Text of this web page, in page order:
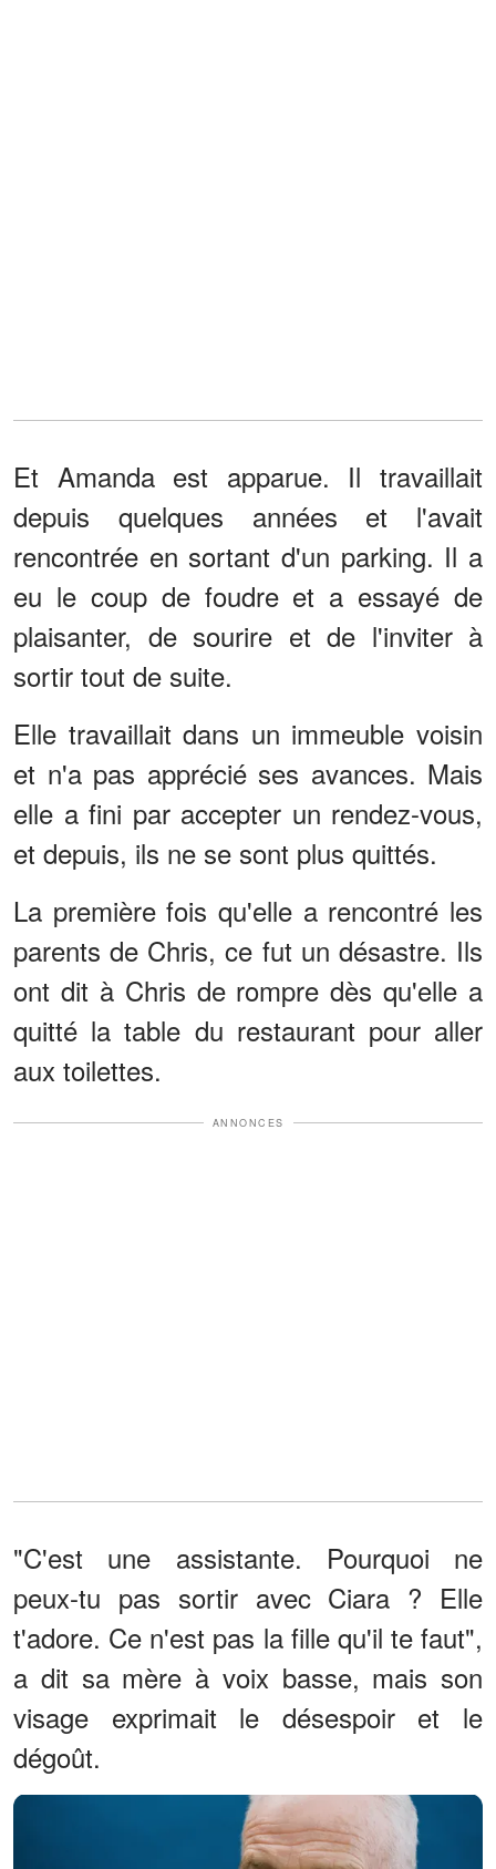
Et Amanda est apparue. Il travaillait
depuis quelques années et l'avait
rencontrée en sortant d'un parking. Il a
eu le coup de foudre et a essayé de
plaisanter, de sourire et de l'inviter à
sortir tout de suite.
Elle travaillait dans un immeuble voisin
et n'a pas apprécié ses avances. Mais
elle a fini par accepter un rendez-vous,
et depuis, ils ne se sont plus quittés.
La première fois qu'elle a rencontré les
parents de Chris, ce fut un désastre. Ils
ont dit à Chris de rompre dès qu'elle a
quitté la table du restaurant pour aller
aux toilettes.
ANNONCES
"C'est une assistante. Pourquoi ne
peux-tu pas sortir avec Ciara ? Elle
t'adore. Ce n'est pas la fille qu'il te faut",
a dit sa mère à voix basse, mais son
visage exprimait le désespoir et le
dégoût.